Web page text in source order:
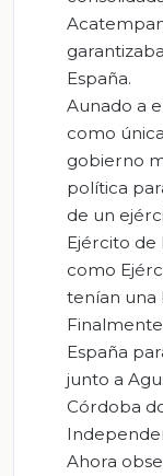
España.
Aunado a
como
gobierno
política
de un
Ejército de
como
tenían una
España
junto a
Córdoba
Ahora